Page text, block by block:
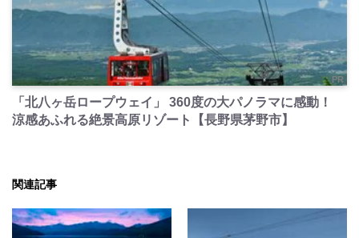
PR
「北八ヶ岳ロープウェイ」 360度の大パノラマに感動！
涼感あふれる絶景高原リゾート【長野県茅野市】
関連記事